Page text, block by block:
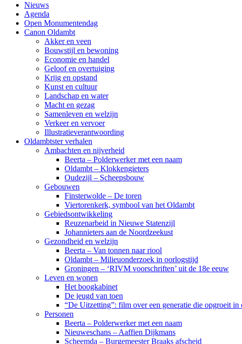
Nieuws
Agenda
Open Monumentendag
Canon Oldambt
Akker en veen
Bouwstijl en bewoning
Economie en handel
Geloof en overtuiging
Krijg en opstand
Kunst en cultuur
Landschap en water
Macht en gezag
Samenleven en welzijn
Verkeer en vervoer
Illustratieverantwoording
Oldambtster verhalen
Ambachten en nijverheid
Beerta – Polderwerker met een naam
Oldambt – Klokkengieters
Oudezijl – Scheepsbouw
Gebouwen
Finsterwolde – De toren
Viertorenkerk, symbool van het Oldambt
Gebiedsontwikkeling
Reuzenarbeid in Nieuwe Statenzijl
Johannieters aan de Noordzeekust
Gezondheid en welzijn
Beerta – Van tonnen naar riool
Oldambt – Milieuonderzoek in oorlogstijd
Groningen – ‘RIVM voorschriften’ uit de 18e eeuw
Leven en wonen
Het boogkabinet
De jeugd van toen
“De Uitzetting”: film over een generatie die opgroeit in
Personen
Beerta – Polderwerker met een naam
Nieuweschans – Aaffien Dijkmans
Scheemda – Burgemeester Braaks afscheid